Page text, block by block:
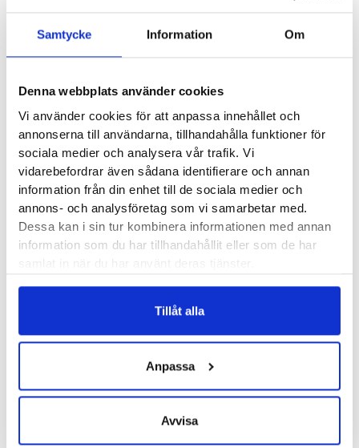
Samtycke Information Om
Denna webbplats använder cookies
Vi använder cookies för att anpassa innehållet och
annonserna till användarna, tillhandahålla funktioner för
sociala medier och analysera vår trafik. Vi
vidarebefordrar även sådana identifierare och annan
information från din enhet till de sociala medier och
annons- och analysföretag som vi samarbetar med.
Dessa kan i sin tur kombinera informationen med annan
information som du har tillhandahållit eller som de har
Tillåt alla
Anpassa
Avvisa
uppstår i knäskålssenan kan dock bli för stor. Pågår det
trestegshoppare men förekommer också ofta inom
olika bollidrotter. Det är inte alls ovanligt att handboll-
och basketspelare också får det. Inledningsvis rör det
sig ofta om en inflammation som senare kan övergå i
långvariga smärtor med ärrbildning på knäskålssenan.
Behandling
Rehabprogram som successivt stegras. Fokus
ligger på rörlighet och styrketräning.
aktiviteter.
Specifika knäskydd kan avlasta, verka
smärtlindrande och göra det möjligt för dig att
fortsätta med din aktivitet. Lämpliga knäskydd för